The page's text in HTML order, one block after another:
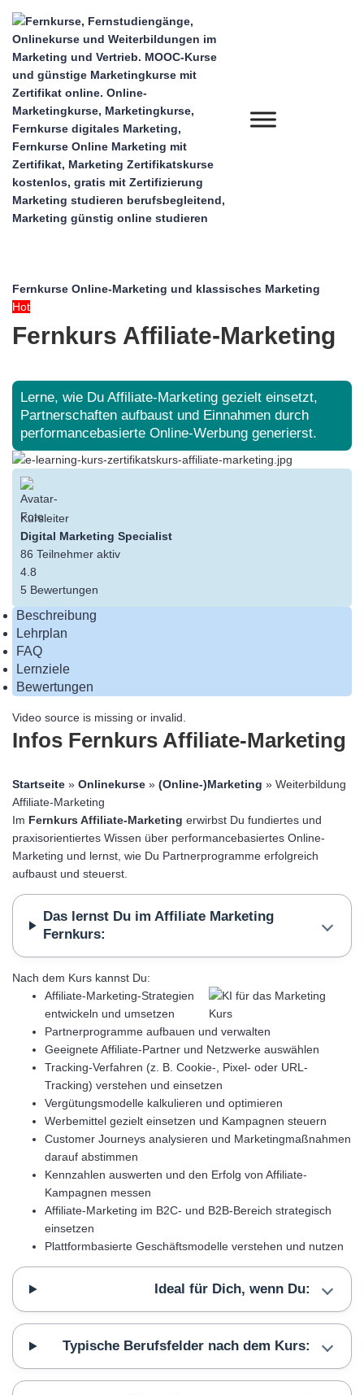
Fernkurse Online-Marketing und klassisches Marketing
Hot
Fernkurs Affiliate-Marketing
Lerne, wie Du Affiliate-Marketing gezielt einsetzt,
Partnerschaften aufbaust und Einnahmen durch
performancebasierte Online-Werbung generierst.
Kursleiter
Digital Marketing Specialist
86 Teilnehmer aktiv
4.8
5 Bewertungen
Beschreibung
Lehrplan
FAQ
Lernziele
Bewertungen
Video source is missing or invalid.
Infos Fernkurs Affiliate-Marketing
Startseite » Onlinekurse » (Online-)Marketing » Weiterbildung
Affiliate-Marketing
Im Fernkurs Affiliate-Marketing erwirbst Du fundiertes und
praxisorientiertes Wissen über performancebasiertes Online-
Marketing und lernst, wie Du Partnerprogramme erfolgreich
aufbaust und steuerst.
Das lernst Du im Affiliate Marketing
Fernkurs:
Nach dem Kurs kannst Du:
Affiliate-Marketing-Strategien
entwickeln und umsetzen
Partnerprogramme aufbauen und verwalten
Geeignete Affiliate-Partner und Netzwerke auswählen
Tracking-Verfahren (z. B. Cookie-, Pixel- oder URL-
Tracking) verstehen und einsetzen
Vergütungsmodelle kalkulieren und optimieren
Werbemittel gezielt einsetzen und Kampagnen steuern
Customer Journeys analysieren und Marketingmaßnahmen
darauf abstimmen
Kennzahlen auswerten und den Erfolg von Affiliate-
Kampagnen messen
Affiliate-Marketing im B2C- und B2B-Bereich strategisch
einsetzen
Plattformbasierte Geschäftsmodelle verstehen und nutzen
Ideal für Dich, wenn Du:
Typische Berufsfelder nach dem Kurs: